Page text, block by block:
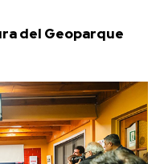
del Geoparque